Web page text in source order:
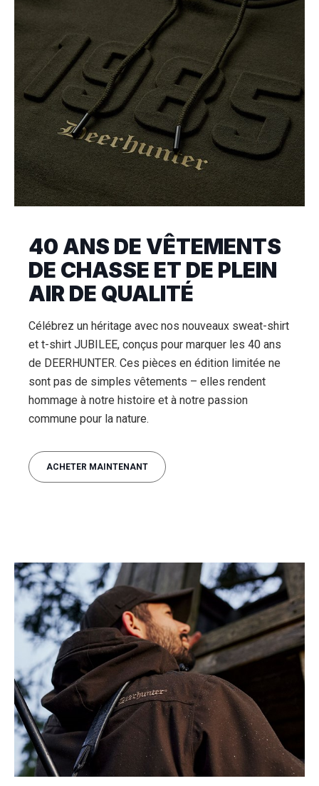
40 ANS DE VÊTEMENTS
DE CHASSE ET DE PLEIN
AIR DE QUALITÉ
Célébrez un héritage avec nos nouveaux sweat-shirt
et t-shirt JUBILEE, conçus pour marquer les 40 ans
de DEERHUNTER. Ces pièces en édition limitée ne
sont pas de simples vêtements – elles rendent
hommage à notre histoire et à notre passion
commune pour la nature.
ACHETER MAINTENANT